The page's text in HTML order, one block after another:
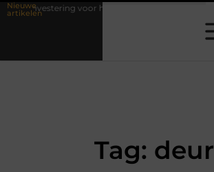
Nieuwe
artikelen
investering voor het leven
Tag: deur